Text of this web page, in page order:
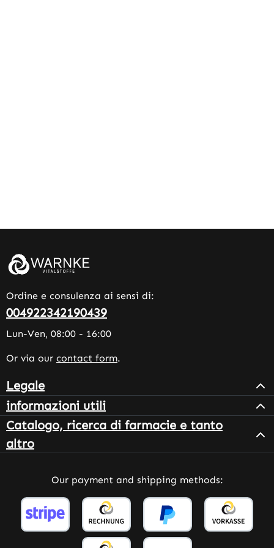
Ordine e consulenza ai sensi di:
004922342190439
Lun-Ven, 08:00 - 16:00
Or via our contact form.
Legale
informazioni utili
Catalogo, ricerca di farmacie e tanto
altro
Our payment and shipping methods: